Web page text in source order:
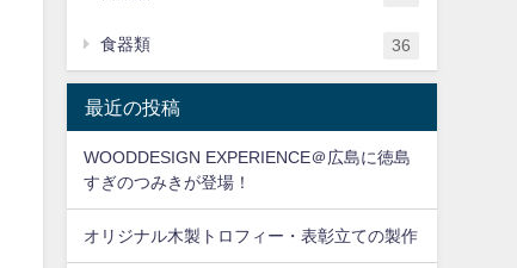
食器類 36
最近の投稿
WOODDESIGN EXPERIENCE＠広島に徳島
すぎのつみきが登場！
オリジナル木製トロフィー・表彰立ての製作